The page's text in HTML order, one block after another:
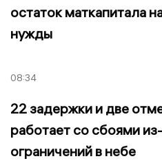
остаток маткапитала
нужды
08:34
22 задержки и две
работает со сбоями
ограничений в небе